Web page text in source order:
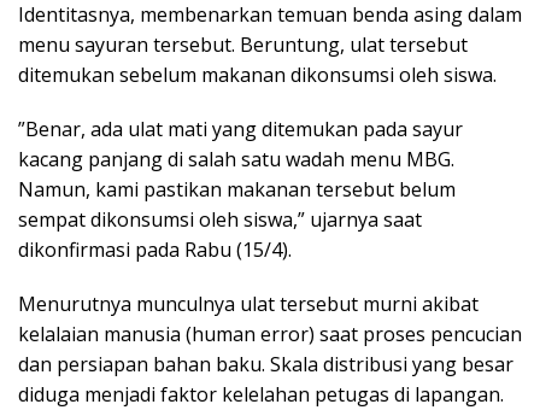
Identitasnya, membenarkan temuan benda asing dalam
menu sayuran tersebut. Beruntung, ulat tersebut
ditemukan sebelum makanan dikonsumsi oleh siswa.
​”Benar, ada ulat mati yang ditemukan pada sayur
kacang panjang di salah satu wadah menu MBG.
Namun, kami pastikan makanan tersebut belum
sempat dikonsumsi oleh siswa,” ujarnya saat
dikonfirmasi pada Rabu (15/4).
​Menurutnya munculnya ulat tersebut murni akibat
kelalaian manusia (human error) saat proses pencucian
dan persiapan bahan baku. Skala distribusi yang besar
diduga menjadi faktor kelelahan petugas di lapangan.